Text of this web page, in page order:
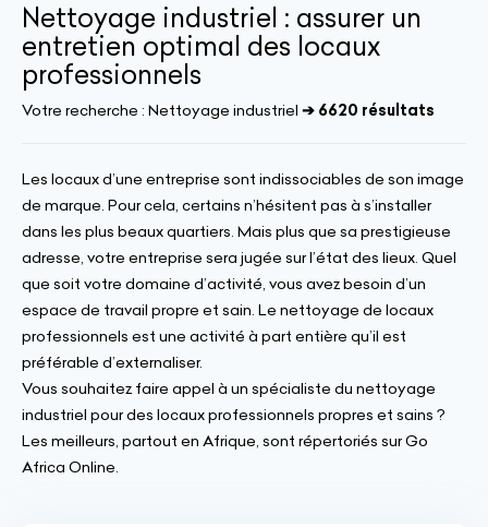
Nettoyage industriel : assurer un
entretien optimal des locaux
professionnels
Votre recherche : Nettoyage industriel ➔ 6620 résultats
Les locaux d’une entreprise sont indissociables de son image
de marque. Pour cela, certains n’hésitent pas à s’installer
dans les plus beaux quartiers. Mais plus que sa prestigieuse
adresse, votre entreprise sera jugée sur l’état des lieux. Quel
que soit votre domaine d’activité, vous avez besoin d’un
espace de travail propre et sain. Le nettoyage de locaux
professionnels est une activité à part entière qu’il est
préférable d’externaliser.
Vous souhaitez faire appel à un spécialiste du nettoyage
industriel pour des locaux professionnels propres et sains ?
Les meilleurs, partout en Afrique, sont répertoriés sur Go
Africa Online.